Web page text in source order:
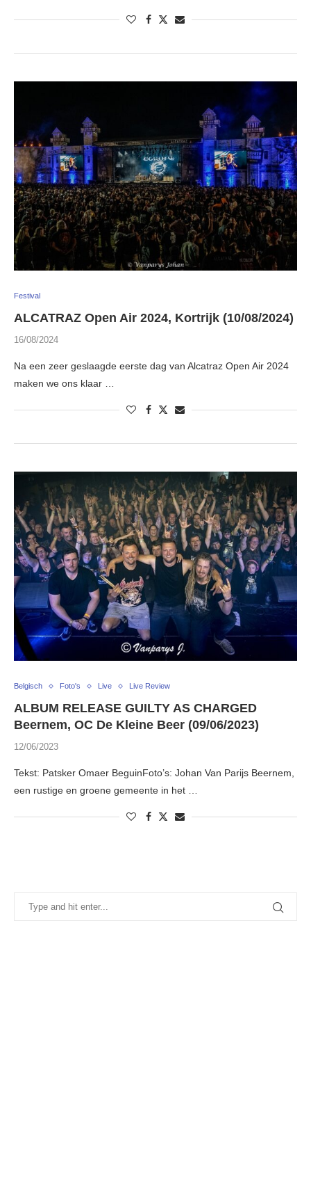
Festival
ALCATRAZ Open Air 2024, Kortrijk (10/08/2024)
16/08/2024
Na een zeer geslaagde eerste dag van Alcatraz Open Air 2024
maken we ons klaar …
Belgisch Foto's Live Live Review
ALBUM RELEASE GUILTY AS CHARGED
Beernem, OC De Kleine Beer (09/06/2023)
12/06/2023
Tekst: Patsker Omaer BeguinFoto’s: Johan Van Parijs Beernem,
een rustige en groene gemeente in het …